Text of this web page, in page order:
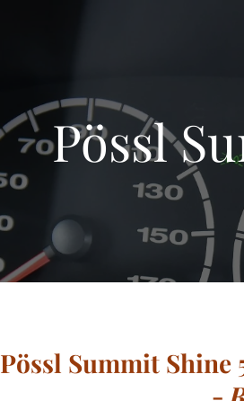
Pössl
Pössl Summit Shine